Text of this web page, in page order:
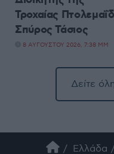
Τροχαίας
Σπύρος Τάσιος
8 ΑΥΓΟΎΣΤΟΥ 2026, 7:38 ΜΜ
Δείτε
Ελλάδα